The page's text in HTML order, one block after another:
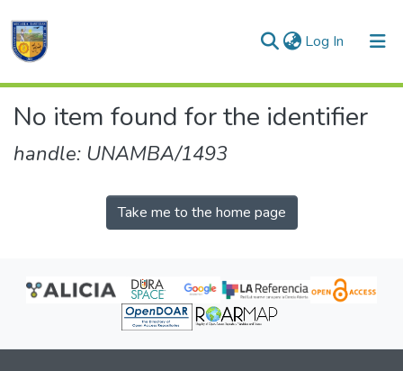
Log In (current)
Communities & Collections
No item found for the identifier
handle: UNAMBA/1493
Take me to the home page